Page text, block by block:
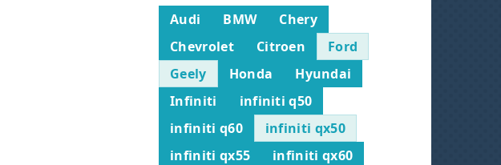
Audi BMW
Chery
Chevrolet
Citroen
Ford
Geely
Honda
Hyundai
Infiniti
infiniti q50
infiniti q60
infiniti qx50
infiniti qx55
infiniti qx60